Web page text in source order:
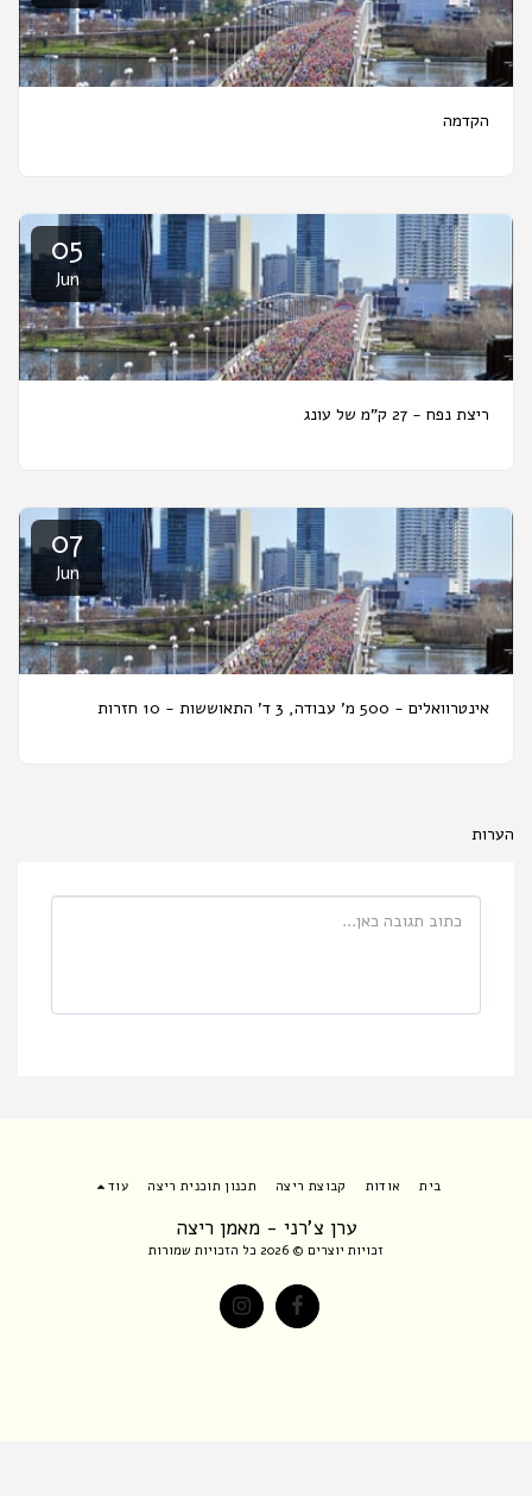
הקדמה
05
Jun
ריצת נפח - 27 ק"מ של עונג
07
Jun
אינטרוואלים - 500 מ' עבודה, 3 ד' התאוששות - 10 חזרות
הערות
ערן צ'רני - מאמן ריצה
זכויות יוצרים © 2026 כל הזכויות שמורות
בית אודות קבוצת ריצה תכנון תוכנית ריצה עוד